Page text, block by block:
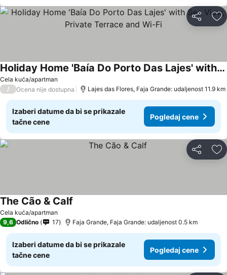
Deli
Cela kuća/apartman
Holiday Home 'Baía Do Porto Das Lajes' with Sea View, Private Terrace and Wi-Fi
/ Ocena nije dostupna Lajes das Flores, Faja Grande: udaljenost 11.9 km
Izaberi datume da bi se prikazale
tačne cene
Pogledaj cene
Deli
Cela kuća/apartman
The Cão & Calf
9,6 Odlično 17 Faja Grande, Faja Grande: udaljenost 0.5 km
Izaberi datume da bi se prikazale
tačne cene
Pogledaj cene